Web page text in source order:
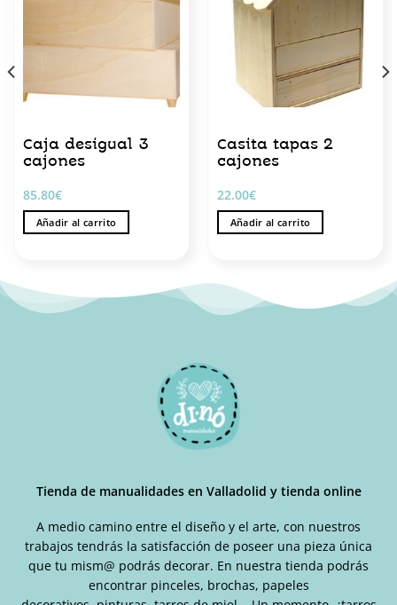
Caja desigual 3
cajones
85.80€
Añadir al carrito
Casita tapas 2
cajones
22.00€
Añadir al carrito
Tienda de manualidades en Valladolid y tienda online
A medio camino entre el diseño y el arte, con nuestros
trabajos tendrás la satisfacción de poseer una pieza única
que tu mism@ podrás decorar. En nuestra tienda podrás
encontrar pinceles, brochas, papeles